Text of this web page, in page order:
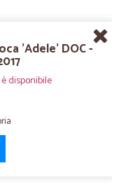
'Adele' DOC -
disponibile